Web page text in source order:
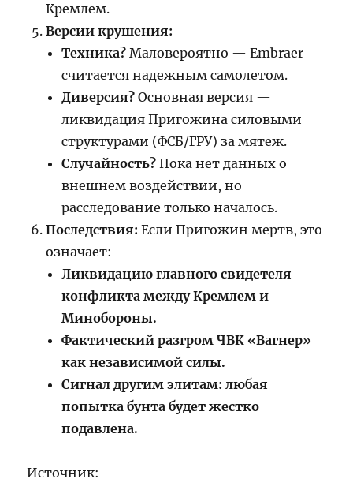
Кремлем.
Версии крушения:
Техника? Маловероятно — Embraer
считается надежным самолетом.
Диверсия? Основная версия —
ликвидация Пригожина силовыми
структурами (ФСБ/ГРУ) за мятеж.
Случайность? Пока нет данных о
внешнем воздействии, но
расследование только началось.
Последствия: Если Пригожин мертв, это
означает:
Ликвидацию главного свидетеля
конфликта между Кремлем и
Минобороны.
Фактический разгром ЧВК «Вагнер»
как независимой силы.
Сигнал другим элитам: любая
попытка бунта будет жестко
подавлена.
Источник: